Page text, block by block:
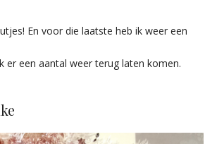
En voor die laatste heb ik weer een
er een aantal weer terug laten komen.